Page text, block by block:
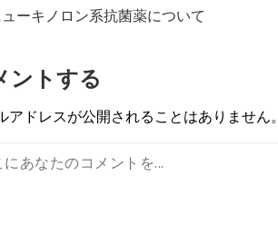
ーキノロン系抗菌薬について
ントする
アドレスが公開されることはありません。